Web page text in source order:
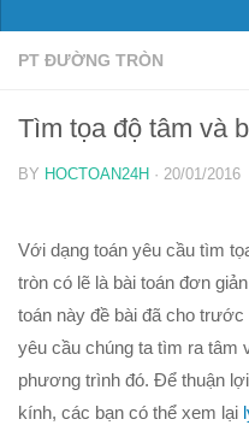
Đại số 10
Hs bậc nhất và bậc hai
Phương trình và hệ
Góc và công thức lượng
Véctơ
Tích vô hướng của hai
PT đường thẳng trong
PT ĐƯỜNG TRÒN
Tìm tọa độ tâm và
BY HOCTOAN24H · 20/01/2016
Với dạng toán yêu cầu tìm
tròn có lẽ là bài toán đơn
toán này đề bài đã cho
yêu cầu chúng ta tìm ra tâm
phương trình đó. Để thuận
kính, các bạn có thể xem lại